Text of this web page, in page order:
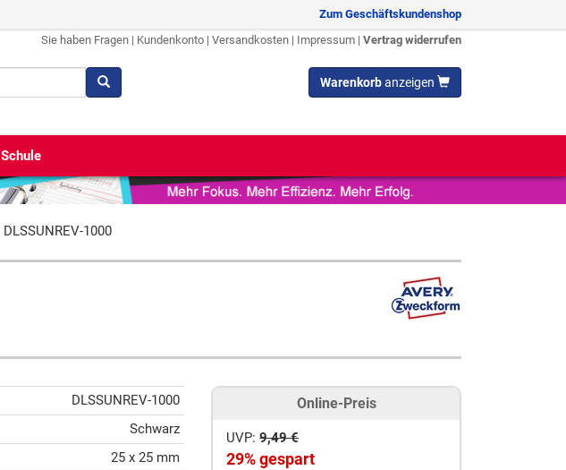
Zum Geschäftskundenshop
Sie haben Fragen | Kundenkonto | Versandkosten | Impressum | Vertrag widerrufen
Warenkorbanzeigen
Schule
DLSSUNREV-1000
DLSSUNREV-1000
Schwarz
25 x 25 mm
Online-Preis
UVP: 9,49 €
29% gespart